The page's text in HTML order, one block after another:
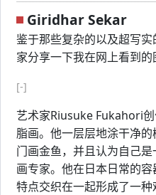
Giridhar Sekar
鉴于那些复杂的以及超写
家分享一下我在网上看到的
[-]
艺术家Riusuke Fukahori
脂画。他一层层地涂干净
门画金鱼，并且认为自己
画专家。他在日本日常的
特点交织在一起形成了一种